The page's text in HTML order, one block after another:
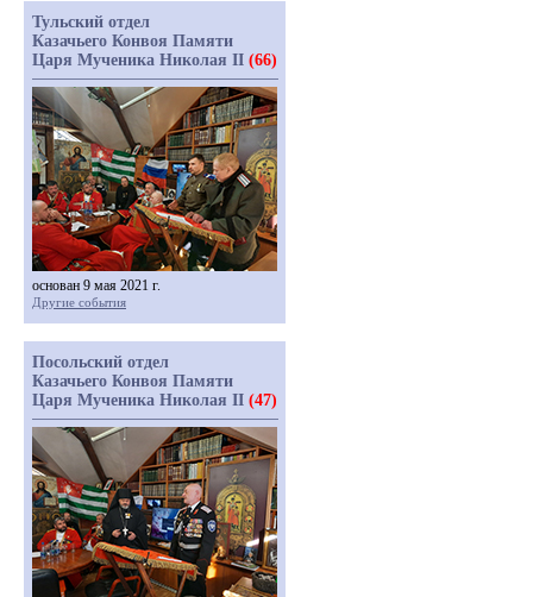
Тульский отдел
Казачьего Конвоя Памяти
Царя Мученика Николая II (66)
основан 9 мая 2021 г.
Другие события
Посольский отдел
Казачьего Конвоя Памяти
Царя Мученика Николая II (47)